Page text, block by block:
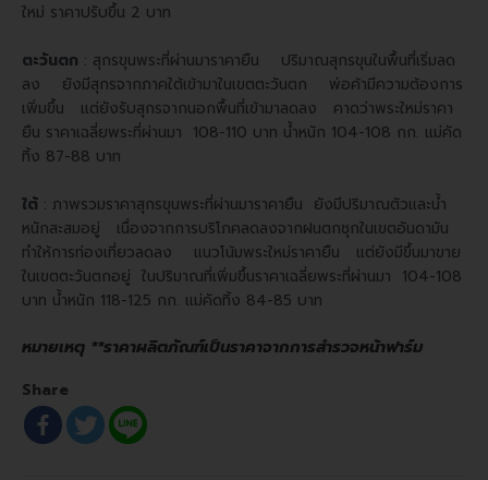
ใหม่ ราคาปรับขึ้น 2 บาท
ตะวันตก : สุกรขุนพระที่ผ่านมาราคายืน ปริมาณสุกรขุนในพื้นที่เริ่มลด
ลง ยังมีสุกรจากภาคใต้เข้ามาในเขตตะวันตก พ่อค้ามีความต้องการ
เพิ่มขึ้น แต่ยังรับสุกรจากนอกพื้นที่เข้ามาลดลง คาดว่าพระใหม่ราคา
ยืน ราคาเฉลี่ยพระที่ผ่านมา 108-110 บาท น้ำหนัก 104-108 กก. แม่คัด
ทิ้ง 87-88 บาท
ใต้ : ภาพรวมราคาสุกรขุนพระที่ผ่านมาราคายืน ยังมีปริมาณตัวและน้ำ
หนักสะสมอยู่ เนื่องจากการบริโภคลดลงจากฝนตกชุกในเขตอันดามัน
ทำให้การท่องเที่ยวลดลง แนวโน้มพระใหม่ราคายืน แต่ยังมีขึ้นมาขาย
ในเขตตะวันตกอยู่ ในปริมาณที่เพิ่มขึ้นราคาเฉลี่ยพระที่ผ่านมา 104-108
บาท น้ำหนัก 118-125 กก. แม่คัดทิ้ง 84-85 บาท
หมายเหตุ **ราคาผลิตภัณฑ์เป็นราคาจากการสำรวจหน้าฟาร์ม
Share